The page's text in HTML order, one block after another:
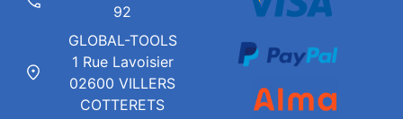
92
GLOBAL-TOOLS
1 Rue Lavoisier
02600 VILLERS
COTTERETS